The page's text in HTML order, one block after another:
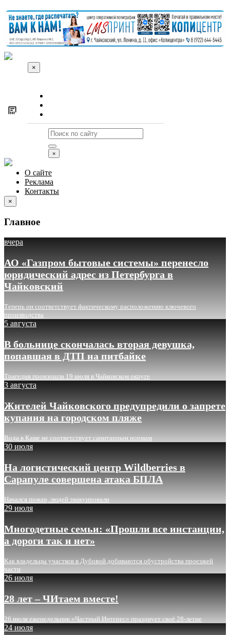
×
×
О сайте
Реклама
Контакты
×
Главное
вчера
АО «Газпром бытовые системы» перенесло
юридический адрес из Петербурга в
Чайковский
Теперь он соответствует фактическому расположению ключевого
производства
5 августа
В больнице скончалась вторая девушка,
попавшая в ДТП на питбайке
Трагедия произошла 19 июля в Чайковском округе
3 августа
Жителей Чайковского предупредили о запрете
купания на городском пляже
Вода в Каме не соответствует санитарным нормам
30 июля
На логистический центр Wildberries в
Сарапуле совершена атака БПЛА
Начался пожар, людей эвакуировали
29 июля
Многодетные семьи: «Прошли все инстанции,
а дороги так и нет»
Как владельцы участков в Дубовой добиваются обустройства проезжей
части
26 июля
28 лет – ЧИтаем вместе!
26 июля еженедельник «Частный Интерес» празднует своё 28-летие
24 июля